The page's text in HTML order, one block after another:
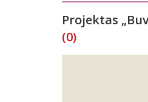
Projektas
(0)